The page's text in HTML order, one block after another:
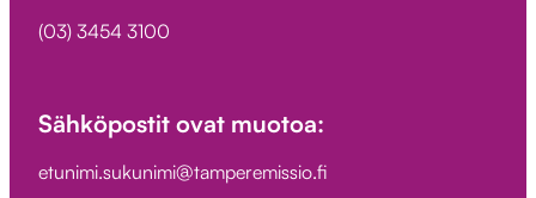
(03) 3454 3100
Sähköpostit ovat muotoa:
etunimi.sukunimi@tamperemissio.fi